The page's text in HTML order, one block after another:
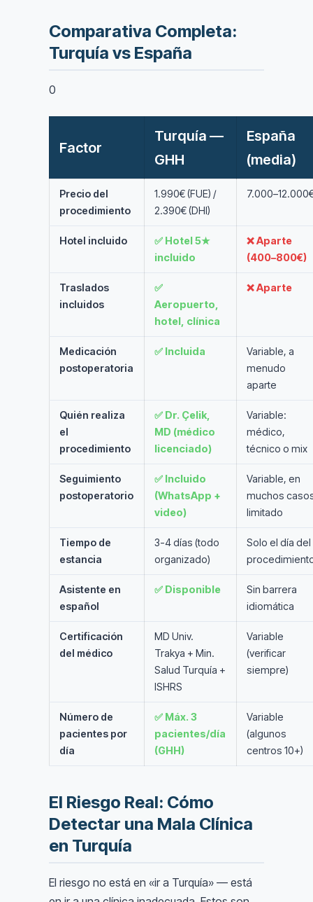
Comparativa Completa:
Turquía vs España
0
Factor
Turquía —
GHH
España
(media)
Precio del
procedimiento
1.990€ (FUE) /
2.390€ (DHI)
Hotel incluido
✅ Hotel 5★
incluido
❌ Aparte
(400–800€)
Traslados
incluidos
✅
Aeropuerto,
hotel, clínica
❌ Aparte
Medicación
postoperatoria
✅ Incluida
Variable, a
menudo
aparte
Quién realiza
el
procedimiento
✅ Dr. Çelik,
MD (médico
licenciado)
Variable:
médico,
técnico o mix
Seguimiento
postoperatorio
✅ Incluido
(WhatsApp +
video)
Variable, en
muchos
limitado
Tiempo de
estancia
3-4 días (todo
organizado)
Solo el día del
Asistente en
español
✅ Disponible
Sin barrera
idiomática
Certificación
del médico
MD Univ.
Trakya + Min.
Salud Turquía +
ISHRS
Variable
(verificar
siempre)
Número de
pacientes por
día
✅ Máx. 3
pacientes/día
(GHH)
Variable
(algunos
centros 10+)
El Riesgo Real: Cómo
Detectar una Mala Clínica
en Turquía
El riesgo no está en «ir a Turquía» — está